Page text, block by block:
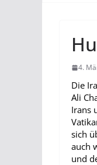
4.
Die
Ali
Irans
sich
auch
und